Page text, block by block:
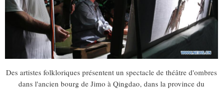
DOSSIERS PHOTOS
VIDÉOS
Des artistes folkloriques présentent un spectacle de théâtre d'ombres
dans l'ancien bourg de Jimo à Qingdao, dans la province du